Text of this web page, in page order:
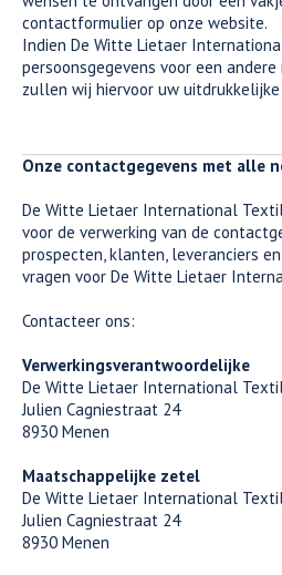
contactformulier op onze website.
Indien De Witte Lietaer
persoonsgegevens voor een
zullen wij hiervoor uw
Onze contactgegevens met alle
De Witte Lietaer International
voor de verwerking van de
prospecten, klanten, leveranciers
vragen voor De Witte Lietaer
Contacteer ons:
Verwerkingsverantwoordelijke
De Witte Lietaer International
Julien Cagniestraat 24
8930 Menen
Maatschappelijke zetel
De Witte Lietaer International
Julien Cagniestraat 24
8930 Menen